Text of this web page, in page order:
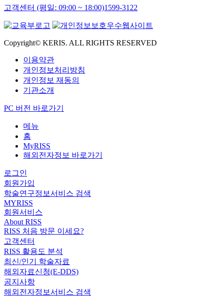
고객센터 (평일: 09:00 ~ 18:00)1599-3122
Copyright© KERIS. ALL RIGHTS RESERVED
이용약관
개인정보처리방침
개인정보 재동의
기관소개
PC 버전 바로가기
메뉴
홈
MyRISS
해외전자정보 바로가기
로그인
회원가입
학술연구정보서비스 검색
MYRISS
회원서비스
About RISS
RISS 처음 방문 이세요?
고객센터
RISS 활용도 분석
최신/인기 학술자료
해외자료신청(E-DDS)
공지사항
해외전자정보서비스 검색